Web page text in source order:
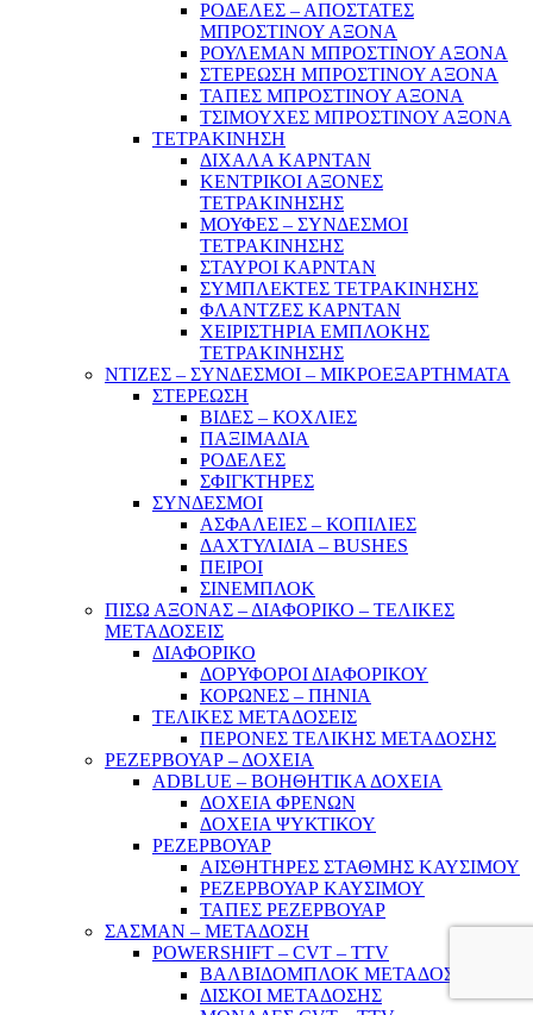
ΡΟΔΕΛΕΣ – ΑΠΟΣΤΑΤΕΣ
ΜΠΡΟΣΤΙΝΟΥ ΑΞΟΝΑ
ΡΟΥΛΕΜΑΝ ΜΠΡΟΣΤΙΝΟΥ ΑΞΟΝΑ
ΣΤΕΡΕΩΣΗ ΜΠΡΟΣΤΙΝΟΥ ΑΞΟΝΑ
ΤΑΠΕΣ ΜΠΡΟΣΤΙΝΟΥ ΑΞΟΝΑ
ΤΣΙΜΟΥΧΕΣ ΜΠΡΟΣΤΙΝΟΥ ΑΞΟΝΑ
ΤΕΤΡΑΚΙΝΗΣΗ
ΔΙΧΑΛΑ ΚΑΡΝΤΑΝ
ΚΕΝΤΡΙΚΟΙ ΑΞΟΝΕΣ
ΤΕΤΡΑΚΙΝΗΣΗΣ
ΜΟΥΦΕΣ – ΣΥΝΔΕΣΜΟΙ
ΤΕΤΡΑΚΙΝΗΣΗΣ
ΣΤΑΥΡΟΙ ΚΑΡΝΤΑΝ
ΣΥΜΠΛΕΚΤΕΣ ΤΕΤΡΑΚΙΝΗΣΗΣ
ΦΛΑΝΤΖΕΣ ΚΑΡΝΤΑΝ
ΧΕΙΡΙΣΤΗΡΙΑ ΕΜΠΛΟΚΗΣ
ΤΕΤΡΑΚΙΝΗΣΗΣ
ΝΤΙΖΕΣ – ΣΥΝΔΕΣΜΟΙ – ΜΙΚΡΟΕΞΑΡΤΗΜΑΤΑ
ΣΤΕΡΕΩΣΗ
ΒΙΔΕΣ – ΚΟΧΛΙΕΣ
ΠΑΞΙΜΑΔΙΑ
ΡΟΔΕΛΕΣ
ΣΦΙΓΚΤΗΡΕΣ
ΣΥΝΔΕΣΜΟΙ
ΑΣΦΑΛΕΙΕΣ – ΚΟΠΙΛΙΕΣ
ΔΑΧΤΥΛΙΔΙΑ – BUSHES
ΠΕΙΡΟΙ
ΣΙΝΕΜΠΛΟΚ
ΠΙΣΩ ΑΞΟΝΑΣ – ΔΙΑΦΟΡΙΚΟ – ΤΕΛΙΚΕΣ
ΜΕΤΑΔΟΣΕΙΣ
ΔΙΑΦΟΡΙΚΟ
ΔΟΡΥΦΟΡΟΙ ΔΙΑΦΟΡΙΚΟΥ
ΚΟΡΩΝΕΣ – ΠΗΝΙΑ
ΤΕΛΙΚΕΣ ΜΕΤΑΔΟΣΕΙΣ
ΠΕΡΟΝΕΣ ΤΕΛΙΚΗΣ ΜΕΤΑΔΟΣΗΣ
ΡΕΖΕΡΒΟΥΑΡ – ΔΟΧΕΙΑ
ADBLUE – ΒΟΗΘΗΤΙΚΑ ΔΟΧΕΙΑ
ΔΟΧΕΙΑ ΦΡΕΝΩΝ
ΔΟΧΕΙΑ ΨΥΚΤΙΚΟΥ
ΡΕΖΕΡΒΟΥΑΡ
ΑΙΣΘΗΤΗΡΕΣ ΣΤΑΘΜΗΣ ΚΑΥΣΙΜΟΥ
ΡΕΖΕΡΒΟΥΑΡ ΚΑΥΣΙΜΟΥ
ΤΑΠΕΣ ΡΕΖΕΡΒΟΥΑΡ
ΣΑΣΜΑΝ – ΜΕΤΑΔΟΣΗ
POWERSHIFT – CVT – TTV
ΒΑΛΒΙΔΟΜΠΛΟΚ ΜΕΤΑΔΟΣΗΣ
ΔΙΣΚΟΙ ΜΕΤΑΔΟΣΗΣ